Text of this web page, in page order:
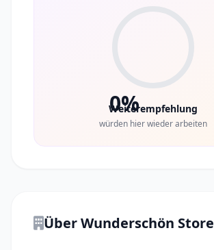
0%
Weiterempfehlung
würden hier wieder arbeiten
Über Wunderschön Store